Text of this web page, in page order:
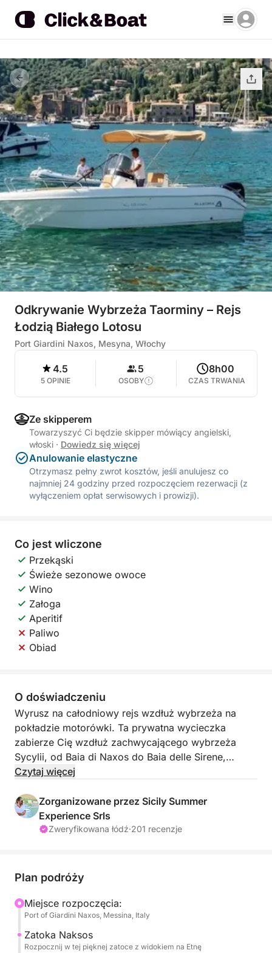
Odkrywanie Wybrzeża Taorminy – Rejs
Łodzią Białego Lotosu
Port Giardini Naxos, Mesyna, Włochy
4.5
5 OPINIE
5
OSOBY
8h00
CZAS TRWANIA
Ze skipperem
Towarzyszyć Ci będzie skipper mówiący angielski,
włoski · Dowiedz się więcej
Anulowanie elastyczne
Otrzymasz pełny zwrot kosztów, jeśli anulujesz co
najmniej 24 godziny przed rozpoczęciem rezerwacji (z
wyłączeniem opłat serwisowych i prowizji).
Co jest wliczone
Przekąski
Świeże sezonowe owoce
Wino
Załoga
Aperitif
Paliwo
Obiad
O doświadczeniu
Wyrusz na całodniowy rejs wzdłuż wybrzeża na
pokładzie motorówki. Ta prywatna wycieczka
zabierze Cię wzdłuż zachwycającego wybrzeża
Sycylii, od Baia di Naxos do Baia delle Sirene,
oferując zapierające dech w piersiach widoki i
Zrelaksuj się i ciesz się pięknem morza, odkrywając
malownicze miejsca, takie jak Grotta dell’Amore,
Przez cały dzień będziesz raczony sezonowymi
ulubionej muzyki z systemu nagłośnienia łodzi.
Profesjonalny kapitan i załoga zadbają o płynną i
bezpieczną podróż, pozwalając Ci w pełni się
zrelaksować.
Czytaj więcej
Zorganizowane przez Sicily Summer
Experience Srls
Zweryfikowana łódź·201 recenzje
Plan podróży
Miejsce rozpoczęcia:
Port of Giardini Naxos, Messina, Italy
Zatoka Naksos
Rozpocznij w tej pięknej zatoce z widokiem na Etnę